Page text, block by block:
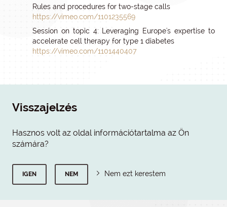
Rules and procedures for two-stage calls
https://vimeo.com/1101235569
Session on topic 4: Leveraging Europe's expertise to
accelerate cell therapy for type 1 diabetes
https://vimeo.com/1101440407
Visszajelzés
Hasznos volt az oldal információtartalma az Ön
számára?
IGEN NEM Nem ezt kerestem